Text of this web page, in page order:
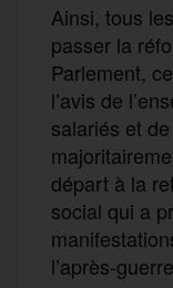
Ainsi, tous
passer la
Parlement,
l’avis de
salariés et
départ à la
social qui a
l’après-